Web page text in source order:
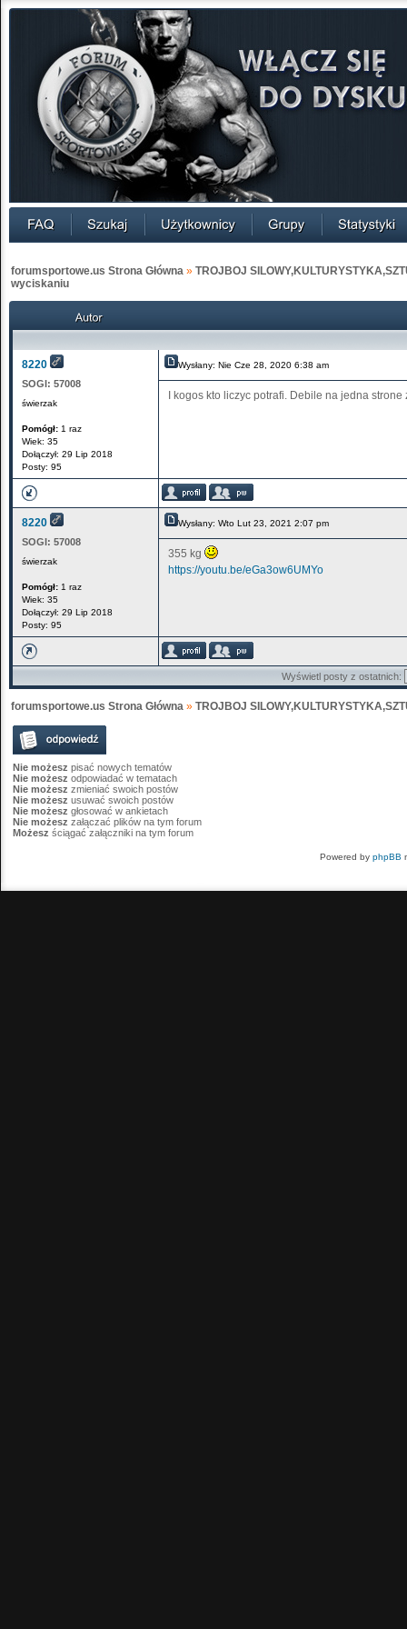
forumsportowe.us Strona Główna » TROJBOJ
wyciskaniu
8220
SOGI: 57008
świerzak
Pomógł: 1 raz
Wiek: 35
Dołączył: 29 Lip 2018
Posty: 95
Wysłany: Nie Cze 28, 2020 6:38 am
I kogos kto liczyc potrafi. Debile na jedna
8220
SOGI: 57008
świerzak
Pomógł: 1 raz
Wiek: 35
Dołączył: 29 Lip 2018
Posty: 95
Wysłany: Wto Lut 23, 2021 2:07 pm
355 kg
https://youtu.be/eGa3ow6UMYo
Wyświetl posty z ostatnich:
forumsportowe.us Strona Główna » TROJBOJ
Nie możesz pisać nowych tematów
Nie możesz odpowiadać w tematach
Nie możesz zmieniać swoich postów
Nie możesz usuwać swoich postów
Nie możesz głosować w ankietach
Nie możesz załączać plików na tym forum
Możesz ściągać załączniki na tym forum
Powered by phpBB